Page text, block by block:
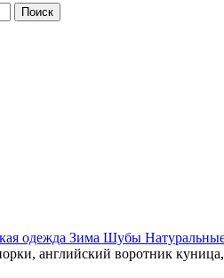
Поиск
одежда Зима Шубы
английский воротник